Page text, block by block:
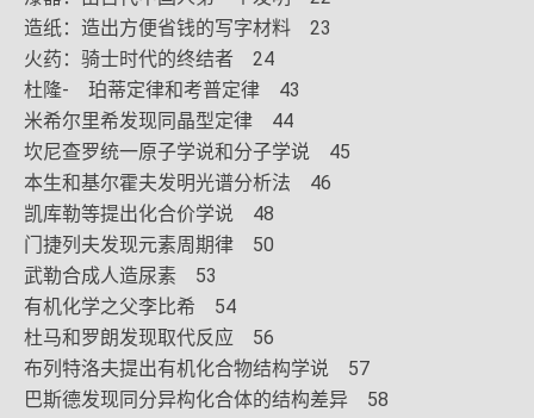
造纸：造出方便省钱的写字材料 23
火药：骑士时代的终结者 24
杜隆- 珀蒂定律和考普定律 43
米希尔里希发现同晶型定律 44
坎尼查罗统一原子学说和分子学说 45
本生和基尔霍夫发明光谱分析法 46
凯库勒等提出化合价学说 48
门捷列夫发现元素周期律 50
武勒合成人造尿素 53
有机化学之父李比希 54
杜马和罗朗发现取代反应 56
布列特洛夫提出有机化合物结构学说 57
巴斯德发现同分异构化合体的结构差异 58